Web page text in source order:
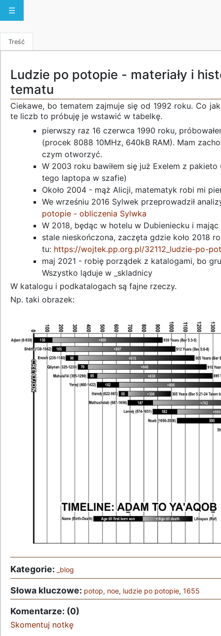
☰
Treść
Ludzie po potopie - materiały i
tematu
Ciekawe, bo tematem zajmuje się od 1992 roku. Co
te liczb to próbuję je wstawić w tabelkę.
pierwszy raz 16 czerwca 1990 roku,
(procek 8088 10MHz, 640kB RAM). Mam
czym otworzyć.
W 2003 roku bawiłem się już Exelem z
tego laptopa w szafie)
Około 2004 - mąż Alicji, matematyk robi mi
We wrześniu 2016 Sylwek przeprowadził
potopie - obliczenia Sylwka
W 2018, będąc w hotelu w Dubieniecku i
stale nieskończona, zaczęta gdzie koło 2018
tu: https://wojtek.pp.org.pl/32112_ludzie-po-
maj 2021 - robię porządek z katalogami, bo
Wszystko ląduje w _skladnicy
W katalogu i podkatalogach są fajne rzeczy.
Np. taki obrazek:
Kategorie: _blog
Słowa kluczowe: potop, noe, ludzie po potopie, 1655
Komentarze: (0)
Skomentuj notkę